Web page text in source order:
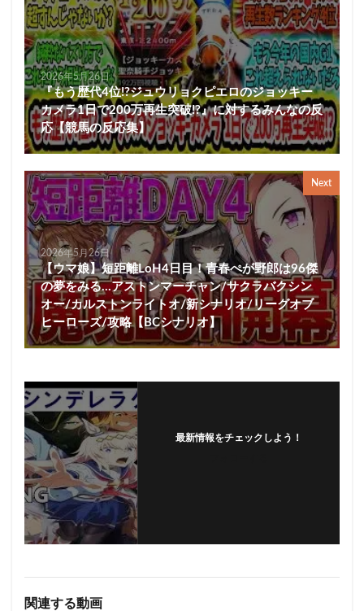
2026年5月26日
『もう歴代4位!?ジュウリョクピエロのジョッキー
カメラ1日で200万再生突破!?』に対するみんなの反
応【競馬の反応集】
Next
2026年5月26日
【ウマ娘】短距離LoH4日目！青春ぺが野郎は96傑
の夢をみる…アストンマーチャン/サクラバクシン
オー/カルストンライトオ/新シナリオ/リーグオブ
ヒーローズ/攻略【BCシナリオ】
最新情報をチェックしよう！
関連する動画